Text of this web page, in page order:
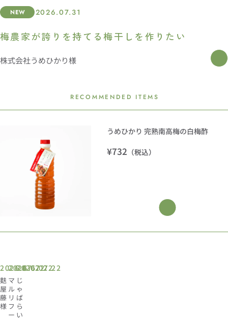
RECOMMENDED ITEMS
うめひかり 完熟南高梅の白梅酢
通
¥732 （税込）
NEW 2026.07.31
梅農家が誇りを持てる梅干しを作りたい
株式会社うめひかり様
2026.07.22
麩
屋
藤
様
2026.07.22
マ
ル
リ
フ
ー
2026.07.22
じ
ゃ
ば
ら
い